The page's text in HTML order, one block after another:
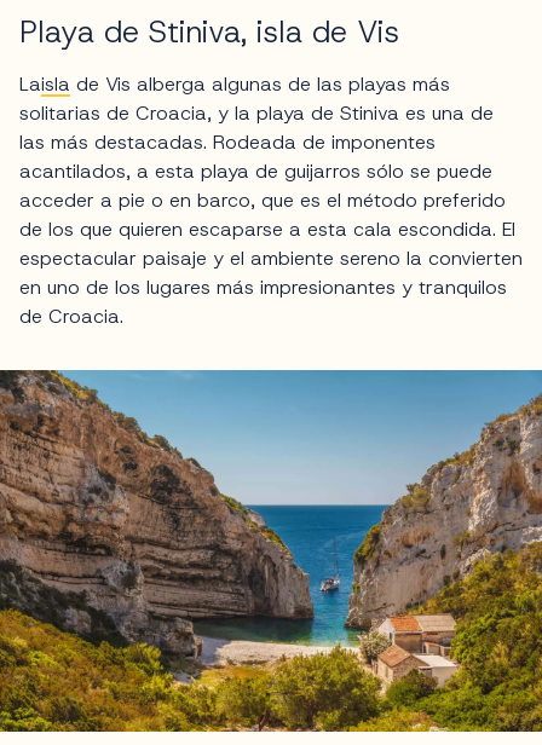
Playa de Stiniva, isla de Vis
Laisla de Vis alberga algunas de las playas más
solitarias de Croacia, y la playa de Stiniva es una de
las más destacadas. Rodeada de imponentes
acantilados, a esta playa de guijarros sólo se puede
acceder a pie o en barco, que es el método preferido
de los que quieren escaparse a esta cala escondida. El
espectacular paisaje y el ambiente sereno la convierten
en uno de los lugares más impresionantes y tranquilos
de Croacia.